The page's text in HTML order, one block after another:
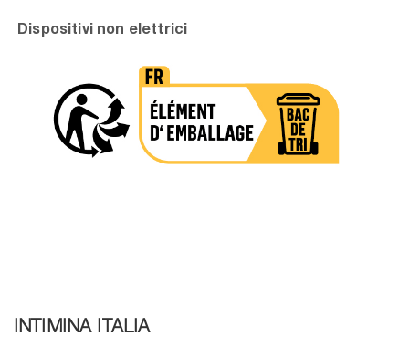
Dispositivi non elettrici
INTIMINA ITALIA